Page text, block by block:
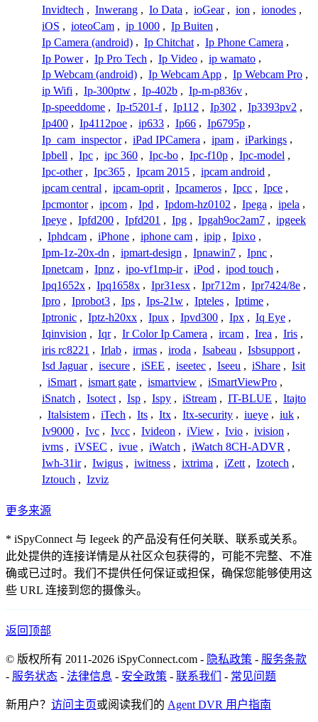
Invidtech , Inwerang , Io Data , ioGear , ion , ionodes ,
iOS , ioteoCam , ip 1000 , Ip Buiten ,
Ip Camera (android) , Ip Chitchat , Ip Phone Camera ,
Ip Power , Ip Pro Tech , Ip Video , ip wamato ,
Ip Webcam (android) , Ip Webcam App , Ip Webcam Pro ,
ip Wifi , Ip-300ptw , Ip-402b , Ip-m-p836v ,
Ip-speeddome , Ip-t5201-f , Ip112 , Ip302 , Ip3393pv2 ,
Ip400 , Ip4112poe , ip633 , Ip66 , Ip6795p ,
Ip_cam_inspector , iPad IPCamera , ipam , iParkings ,
Ipbell , Ipc , ipc 360 , Ipc-bo , Ipc-f10p , Ipc-model ,
Ipc-other , Ipc365 , Ipcam 2015 , ipcam android ,
ipcam central , ipcam-oprit , Ipcameros , Ipcc , Ipce ,
Ipcmontor , ipcom , Ipd , Ipdom-hz0102 , Ipega , ipela ,
Ipeye , Ipfd200 , Ipfd201 , Ipg , Ipgah9oc2am7 , ipgeek
, Iphdcam , iPhone , iphone cam , ipip , Ipixo ,
Ipm-1z-20x-dn , ipmart-design , Ipnawin7 , Ipnc ,
Ipnetcam , Ipnz , ipo-vf1mp-ir , iPod , ipod touch ,
Ipq1652x , Ipq1658x , Ipr31esx , Ipr712m , Ipr7424/8e ,
Ipro , Iprobot3 , Ips , Ips-21w , Ipteles , Iptime ,
Iptronic , Iptz-h20xx , Ipux , Ipvd300 , Ipx , Iq Eye ,
Iqinvision , Iqr , Ir Color Ip Camera , ircam , Irea , Iris ,
iris rc8221 , Irlab , irmas , iroda , Isabeau , Isbsupport ,
Isd Jaguar , isecure , iSEE , iseetec , Iseeu , iShare , Isit
, iSmart , ismart gate , ismartview , iSmartViewPro ,
iSnatch , Isotect , Isp , Ispy , iStream , IT-BLUE , Itajto
, Italsistem , iTech , Its , Itx , Itx-security , iueye , iuk ,
Iv9000 , Ivc , Ivcc , Ivideon , iView , Ivio , ivision ,
ivms , iVSEC , ivue , iWatch , iWatch 8CH-ADVR ,
Iwh-31ir , Iwigus , iwitness , ixtrima , iZett , Izotech ,
Iztouch , Izviz
更多来源
* iSpyConnect 与 Iegeek 的产品没有任何关联、联系或关系。
此处提供的连接详情是从社区众包获得的，可能不完整、不准
确或已过时。我们不提供任何保证或担保，确保您能够使用这
些 URL 连接到您的摄像头。
返回顶部
© 版权所有 2011-2026 iSpyConnect.com - 隐私政策 - 服务条款
- 服务状态 - 法律信息 - 安全政策 - 联系我们 - 常见问题
新用户？ 访问主页或阅读我们的 Agent DVR 用户指南